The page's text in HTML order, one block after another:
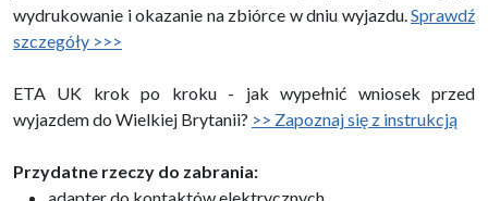
wydrukowanie i okazanie na zbiórce w dniu wyjazdu. Sprawdź
szczegóły >>>
ETA UK krok po kroku - jak wypełnić wniosek przed
wyjazdem do Wielkiej Brytanii? >> Zapoznaj się z instrukcją
Przydatne rzeczy do zabrania: